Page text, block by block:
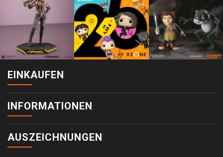
EINKAUFEN
INFORMATIONEN
AUSZEICHNUNGEN